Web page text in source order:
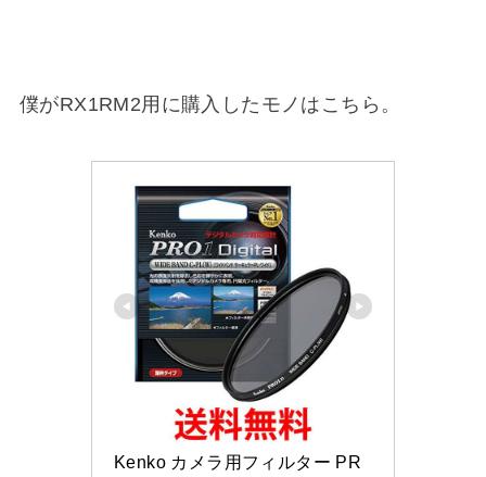
僕がRX1RM2用に購入したモノはこちら。
Kenko カメラ用フィルター PR